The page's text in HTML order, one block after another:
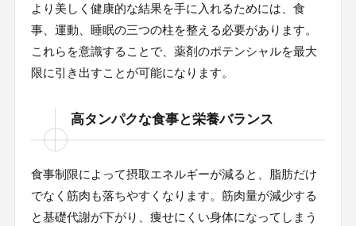
より美しく健康的な結果を手に入れるためには、食
事、運動、睡眠の三つの柱を整える必要があります。
これらを意識することで、薬剤のポテンシャルを最大
限に引き出すことが可能になります。
高タンパクな食事と栄養バランス
食事制限によって摂取エネルギーが減ると、脂肪だけ
でなく筋肉も落ちやすくなります。筋肉量が減少する
と基礎代謝が下がり、痩せにくい身体になってしまう